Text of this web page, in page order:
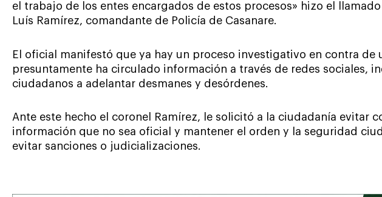
el trabajo de los entes encargados de estos procesos» hizo el
Luís Ramírez, comandante de Policía de Casanare.
El oficial manifestó que ya hay un proceso investigativo en contra de
presuntamente ha circulado información a través de redes sociales,
ciudadanos a adelantar desmanes y desórdenes.
Ante este hecho el coronel Ramírez, le solicitó a la ciudadanía evitar
información que no sea oficial y mantener el orden y la seguridad
evitar sanciones o judicializaciones.